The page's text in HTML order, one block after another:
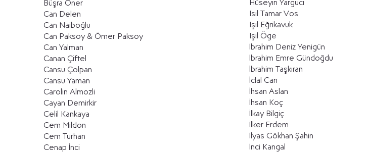
Hüseyin Yargucı
Isil Tamar Vos
Işıl Eğrikavuk
Işıl Öge
İbrahim Deniz Yenigün
İbrahim Emre Gündoğdu
İbrahim Taşkıran
İclal Can
İhsan Aslan
İhsan Koç
İlkay Bilgiç
İlker Erdem
İlyas Gökhan Şahin
İnci Kangal
Büşra Öner
Can Delen
Can Naiboğlu
Can Paksoy & Ömer Paksoy
Can Yalman
Canan Çiftel
Cansu Çolpan
Cansu Yaman
Carolin Almozli
Cayan Demirkir
Celil Kankaya
Cem Mildon
Cem Turhan
Cenap İnci